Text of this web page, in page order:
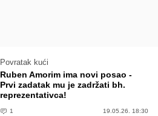
Povratak kući
Ruben Amorim ima novi posao -
Prvi zadatak mu je zadržati bh.
reprezentativca!
1 19.05.26. 18:30